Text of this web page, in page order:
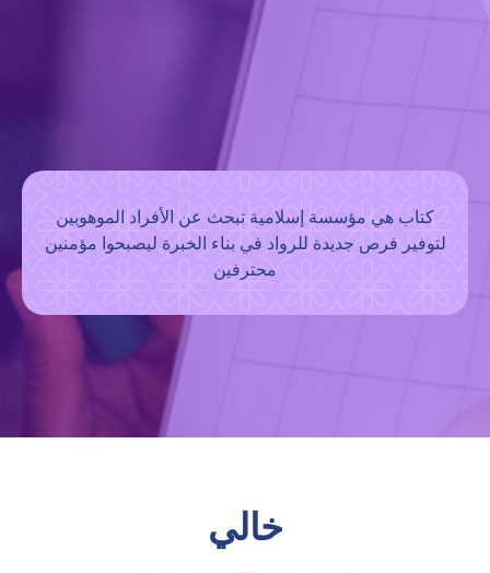
كتاب هي مؤسسة إسلامية تبحث عن الأفراد الموهوبين
لتوفير فرص جديدة للرواد في بناء الخبرة ليصبحوا مؤمنين
محترفين
خالي